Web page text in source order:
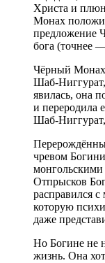
Христа и
Монах
предложение
бога (точнее
Чёрный Монах
Шаб-
явилась, она
и переродила
Шаб-
чревом
Отпрысков
расправился
которую
даже
Но Богине не
жизнь. Она